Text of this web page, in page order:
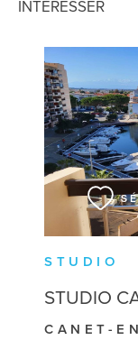
INTÉRESSER
STUDIO
STUDIO
CANET-